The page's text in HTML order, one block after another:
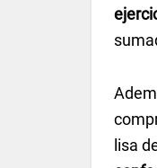
lisa